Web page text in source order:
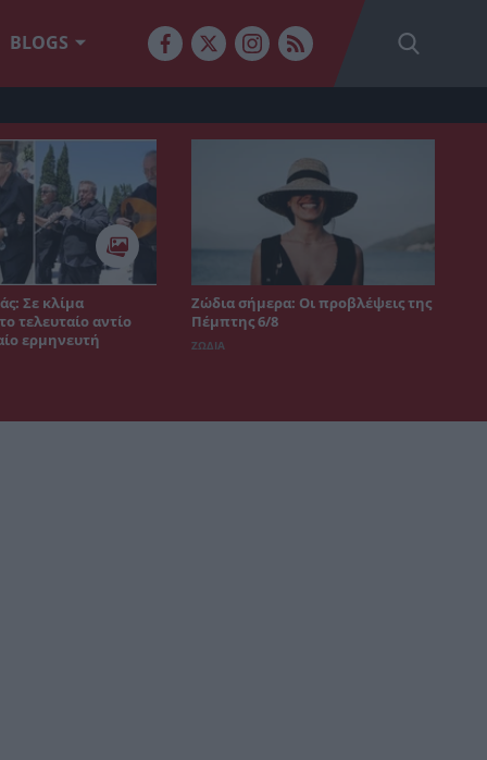
BLOGS
Σε κλίμα
τελευταίο αντίο
ερμηνευτή
Ζώδια σήμερα: Οι προβλέψεις της
Πέμπτης 6/8
ΖΩΔΙΑ